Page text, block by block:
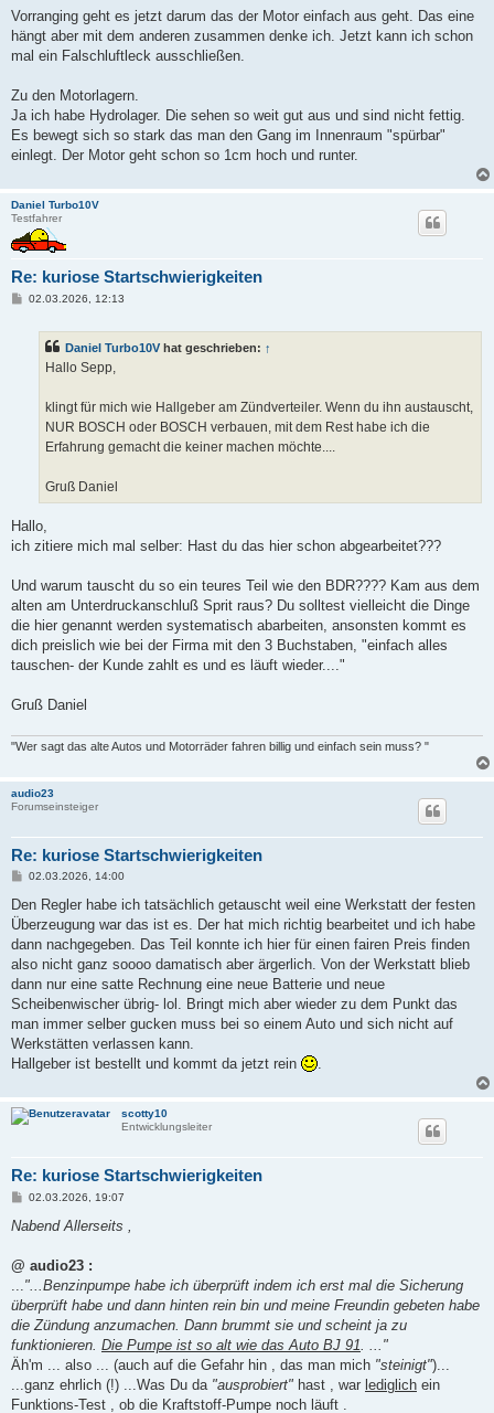
Vorranging geht es jetzt darum das der Motor einfach aus geht. Das eine
hängt aber mit dem anderen zusammen denke ich. Jetzt kann ich schon
mal ein Falschluftleck ausschließen.
Zu den Motorlagern.
Ja ich habe Hydrolager. Die sehen so weit gut aus und sind nicht fettig.
Es bewegt sich so stark das man den Gang im Innenraum "spürbar"
einlegt. Der Motor geht schon so 1cm hoch und runter.
Daniel Turbo10V
Testfahrer
Re: kuriose Startschwierigkeiten
B02.03.2026, 12:13
Daniel Turbo10V hat geschrieben: ↑
Hallo Sepp,
klingt für mich wie Hallgeber am Zündverteiler. Wenn du ihn austauscht,
NUR BOSCH oder BOSCH verbauen, mit dem Rest habe ich die
Erfahrung gemacht die keiner machen möchte....
Gruß Daniel
Hallo,
ich zitiere mich mal selber: Hast du das hier schon abgearbeitet???
Und warum tauscht du so ein teures Teil wie den BDR???? Kam aus dem
alten am Unterdruckanschluß Sprit raus? Du solltest vielleicht die Dinge
die hier genannt werden systematisch abarbeiten, ansonsten kommt es
dich preislich wie bei der Firma mit den 3 Buchstaben, "einfach alles
tauschen- der Kunde zahlt es und es läuft wieder...."
Gruß Daniel
"Wer sagt das alte Autos und Motorräder fahren billig und einfach sein muss? "
audio23
Forumseinsteiger
Re: kuriose Startschwierigkeiten
B
i
r
a
02.03.2026, 14:00
Den Regler habe ich tatsächlich getauscht weil eine Werkstatt der festen
Überzeugung war das ist es. Der hat mich richtig bearbeitet und ich habe
dann nachgegeben. Das Teil konnte ich hier für einen fairen Preis finden
also nicht ganz soooo damatisch aber ärgerlich. Von der Werkstatt blieb
dann nur eine satte Rechnung eine neue Batterie und neue
Scheibenwischer übrig- lol. Bringt mich aber wieder zu dem Punkt das
man immer selber gucken muss bei so einem Auto und sich nicht auf
Werkstätten verlassen kann.
Hallgeber ist bestellt und kommt da jetzt rein
.
scotty10
Entwicklungsleiter
Re: kuriose Startschwierigkeiten
B
i
a
02.03.2026, 19:07
Nabend Allerseits ,
@ audio23 :
"...Benzinpumpe habe ich überprüft indem ich erst mal die Sicherung
überprüft habe und dann hinten rein bin und meine Freundin gebeten habe
die Zündung anzumachen. Dann brummt sie und scheint ja zu
funktionieren. Die Pumpe ist so alt wie das Auto BJ 91 . ..."
Äh'm ... also ... (auch auf die Gefahr hin , das man mich "steinigt")...
...ganz ehrlich (!) ...Was Du da "ausprobiert" hast , war lediglich ein
Funktions-Test , ob die Kraftstoff-Pumpe noch läuft .